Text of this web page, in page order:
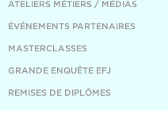
ATELIERS MÉTIERS / MÉDIAS
ÉVÉNEMENTS PARTENAIRES
MASTERCLASSES
GRANDE ENQUÊTE EFJ
REMISES DE DIPLÔMES